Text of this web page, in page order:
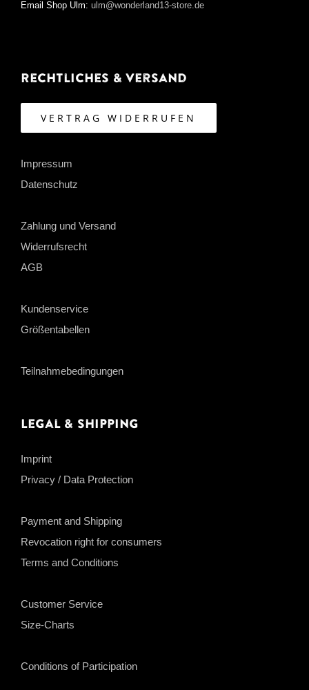
Email Shop Ulm: ulm@wonderland13-store.de
Rechtliches & Versand
VERTRAG WIDERRUFEN
Impressum
Datenschutz
Zahlung und Versand
Widerrufsrecht
AGB
Kundenservice
Größentabellen
Teilnahmebedingungen
Legal & Shipping
Imprint
Privacy / Data Protection
Payment and Shipping
Revocation right for consumers
Terms and Conditions
Customer Service
Size-Charts
Conditions of Participation